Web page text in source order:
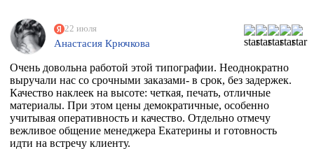
22 июля
Анастасия Крючкова
Очень довольна работой этой типографии. Неоднократно
выручали нас со срочными заказами- в срок, без задержек.
Качество наклеек на высоте: четкая, печать, отличные
материалы. При этом цены демократичные, особенно
учитывая оперативность и качество. Отдельно отмечу
вежливое общение менеджера Екатерины и готовность
идти на встречу клиенту.